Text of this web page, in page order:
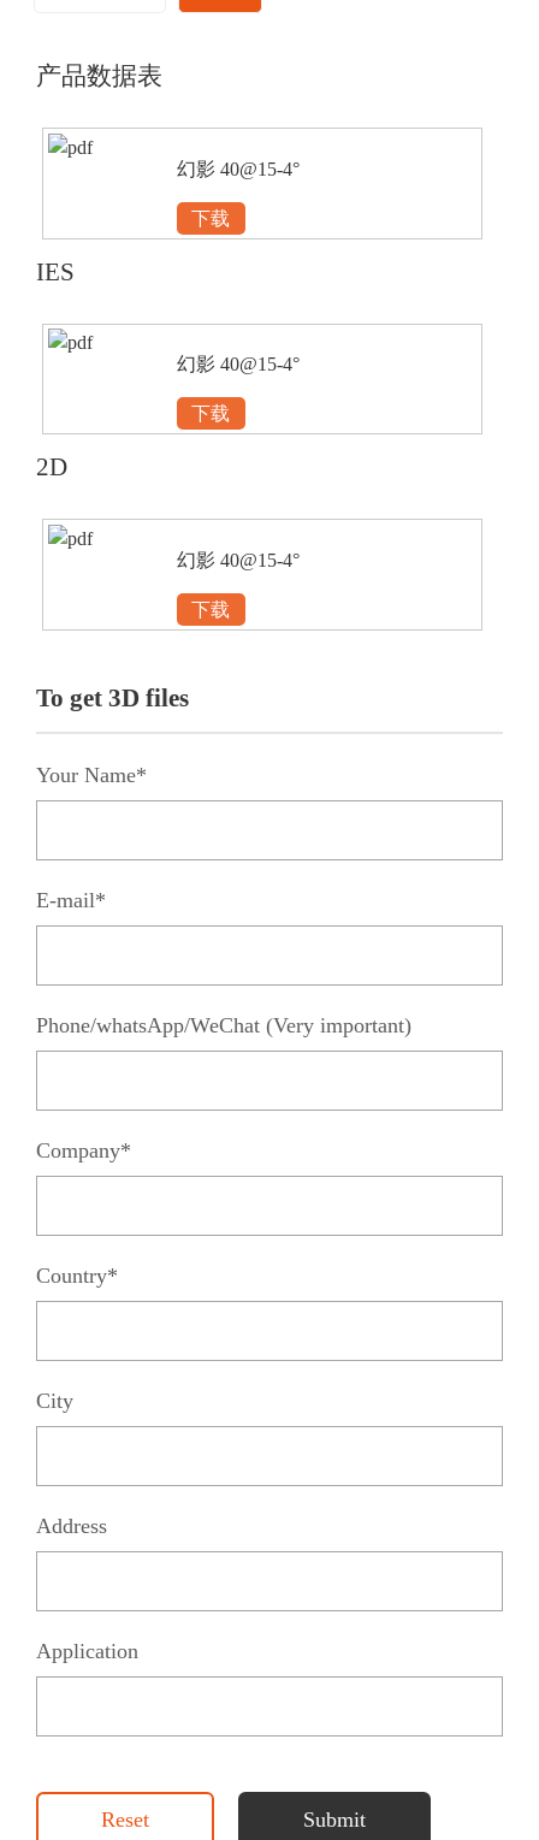
产品数据表
幻影 40@15-4°
下载
IES
幻影 40@15-4°
下载
2D
幻影 40@15-4°
下载
To get 3D files
Your Name*
E-mail*
Phone/whatsApp/WeChat (Very important)
Company*
Country*
City
Address
Application
Reset Submit